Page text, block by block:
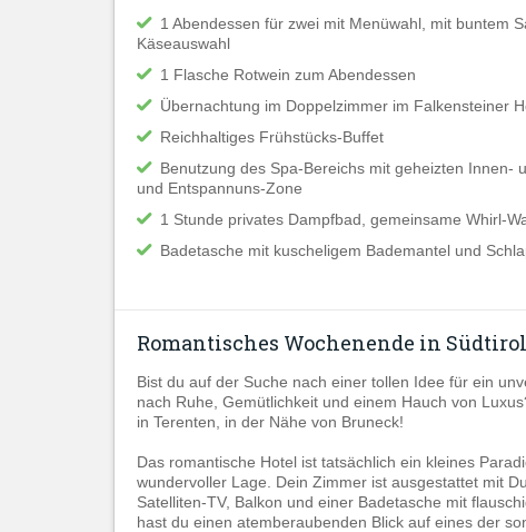
1 Abendessen für zwei mit Menüwahl, mit buntem
Käseauswahl
1 Flasche Rotwein zum Abendessen
Übernachtung im Doppelzimmer im Falkensteiner
Reichhaltiges Frühstücks-Buffet
Benutzung des Spa-Bereichs mit geheizten Innen-
und Entspannuns-Zone
1 Stunde privates Dampfbad, gemeinsame Whirl-
Badetasche mit kuscheligem Bademantel und
Romantisches Wochenende in Südtirol
Bist du auf der Suche nach einer tollen Idee für ein
nach Ruhe, Gemütlichkeit und einem Hauch von
in Terenten, in der Nähe von Bruneck!
Das romantische Hotel ist tatsächlich ein kleines
wundervoller Lage. Dein Zimmer ist ausgestattet mit
Satelliten-TV, Balkon und einer Badetasche mit
hast du einen atemberaubenden Blick auf eines der